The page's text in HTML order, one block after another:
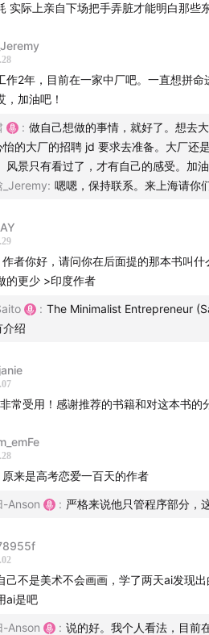
实际上亲自下场把手弄脏才能明白那些
作2年，目前在一家中厂吧。一直想拼
，加油吧！
: 做自己想做的事情，就好了。想去
怡的大厂的招聘 jd 要求去准备。大厂还
风景只有看过了，才有自己的感受。加油
_Jeremy: 嗯嗯，保持联系。来上海请你
作者你好，请问你在后面提的那本书叫
的更少 >印度作者
: The Minimalist Entrepreneur
介绍
非常受用！感谢推荐的书籍和对这本书的
原来是高考恋爱一百天的作者
-Anson : 严格来说他只管程序部分，
己不是美术不会画画，学了两天ai发现
ai是吧
-Anson : 说的好。我个人看法，目前